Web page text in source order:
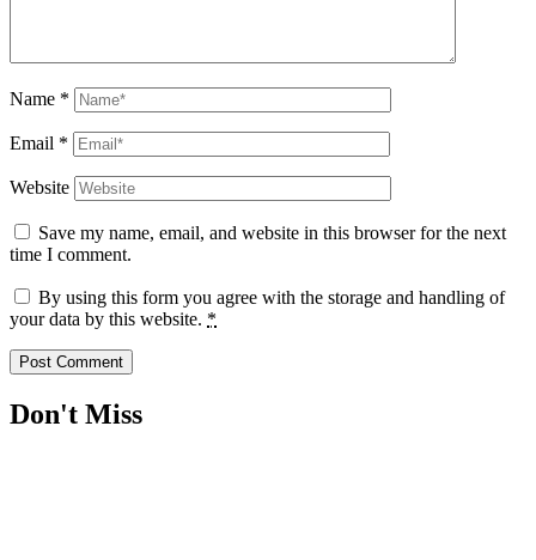
Name *
Email *
Website
Save my name, email, and website in this browser for the next
time I comment.
By using this form you agree with the storage and handling of
your data by this website. *
Don't Miss